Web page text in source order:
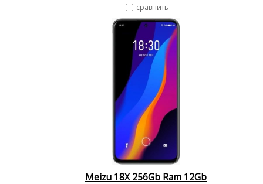
сравнить
Meizu 18X 256Gb Ram 12Gb